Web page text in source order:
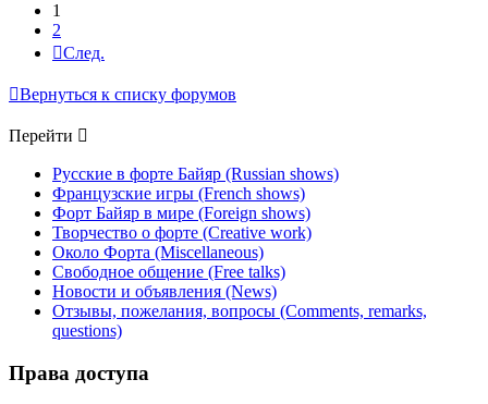
1
2
След.
Вернуться к списку форумов
Перейти
Русские в форте Байяр (Russian shows)
Французские игры (French shows)
Форт Байяр в мире (Foreign shows)
Творчество о форте (Creative work)
Около Форта (Miscellaneous)
Свободное общение (Free talks)
Новости и объявления (News)
Отзывы, пожелания, вопросы (Comments, remarks,
questions)
Права доступа